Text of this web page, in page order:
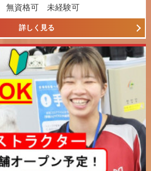
無資格可 未経験可
詳しく見る